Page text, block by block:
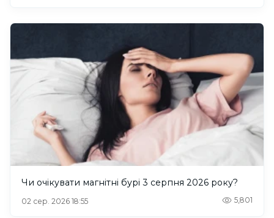
Чи очікувати магнітні бурі 3 серпня 2026 року?
02 сер. 2026 18:55 5,801